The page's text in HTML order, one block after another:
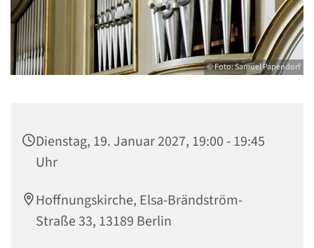
© Foto: Samuel Papendorf
Dienstag, 19. Januar 2027, 19:00 - 19:45
Uhr
Hoffnungskirche, Elsa-Brändström-
Straße 33, 13189 Berlin